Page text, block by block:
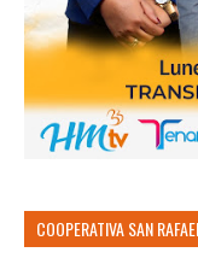
COOPERATIVA SAN